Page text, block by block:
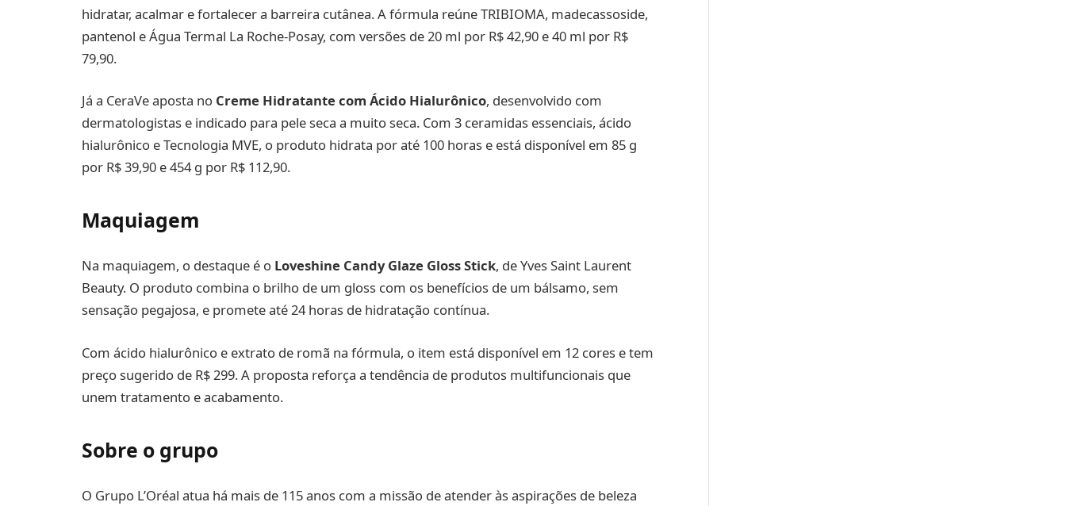
hidratar, acalmar e fortalecer a barreira cutânea. A fórmula reúne TRIBIOMA, madecassoside,
pantenol e Água Termal La Roche-Posay, com versões de 20 ml por R$ 42,90 e 40 ml por R$
79,90.
Já a CeraVe aposta no Creme Hidratante com Ácido Hialurônico, desenvolvido com
dermatologistas e indicado para pele seca a muito seca. Com 3 ceramidas essenciais, ácido
hialurônico e Tecnologia MVE, o produto hidrata por até 100 horas e está disponível em 85 g
por R$ 39,90 e 454 g por R$ 112,90.
Maquiagem
Na maquiagem, o destaque é o Loveshine Candy Glaze Gloss Stick, de Yves Saint Laurent
Beauty. O produto combina o brilho de um gloss com os benefícios de um bálsamo, sem
sensação pegajosa, e promete até 24 horas de hidratação contínua.
Com ácido hialurônico e extrato de romã na fórmula, o item está disponível em 12 cores e tem
preço sugerido de R$ 299. A proposta reforça a tendência de produtos multifuncionais que
unem tratamento e acabamento.
Sobre o grupo
O Grupo L’Oréal atua há mais de 115 anos com a missão de atender às aspirações de beleza